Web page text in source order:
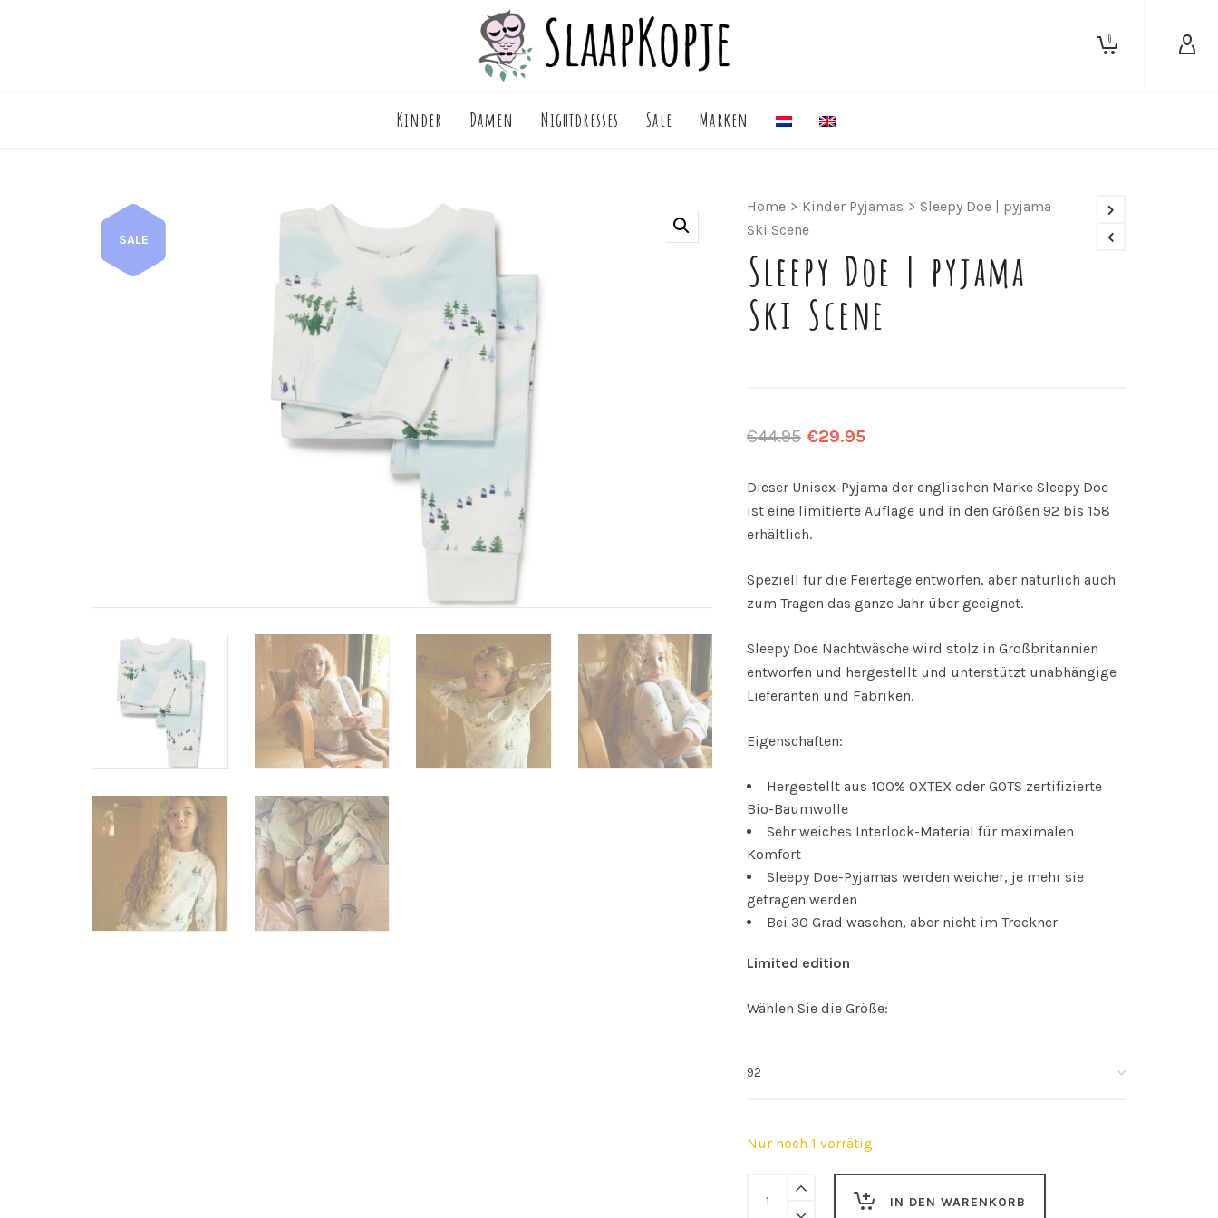
0
Kinder Damen Nightdresses Sale Marken
SALE
Home > Kinder Pyjamas > Sleepy Doe | pyjama
Ski Scene
Sleepy Doe | pyjama
Ski Scene
€44.95 €29.95
Dieser Unisex-Pyjama der englischen Marke Sleepy Doe
ist eine limitierte Auflage und in den Größen 92 bis 158
erhältlich.
Speziell für die Feiertage entworfen, aber natürlich auch
zum Tragen das ganze Jahr über geeignet.
Sleepy Doe Nachtwäsche wird stolz in Großbritannien
entworfen und hergestellt und unterstützt unabhängige
Lieferanten und Fabriken.
Eigenschaften:
Hergestellt aus 100% OXTEX oder GOTS zertifizierte
Bio-Baumwolle
Sehr weiches Interlock-Material für maximalen
Komfort
Sleepy Doe-Pyjamas werden weicher, je mehr sie
getragen werden
Bei 30 Grad waschen, aber nicht im Trockner
Limited edition
Wählen Sie die Größe:
Nur noch 1 vorrätig
Doe
IN DEN WARENKORB